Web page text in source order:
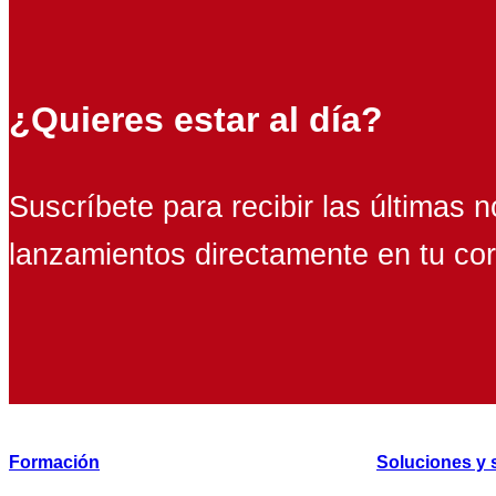
¿Quieres estar al día?
Suscríbete para recibir las últimas
lanzamientos directamente en tu
Formación Soluciones y